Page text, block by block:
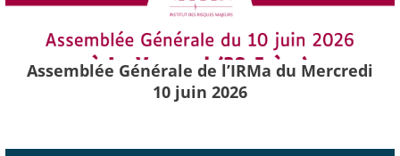
Assemblée Générale de l’IRMa du Mercredi
10 juin 2026